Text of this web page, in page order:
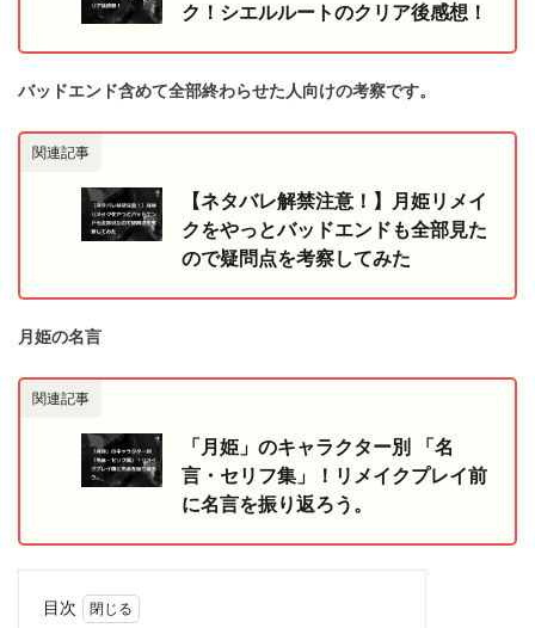
ク！シエルルートのクリア後感想！
バッドエンド含めて全部終わらせた人向けの考察です。
関連記事
【ネタバレ解禁注意！】月姫リメイ
クをやっとバッドエンドも全部見た
ので疑問点を考察してみた
月姫の名言
関連記事
「月姫」のキャラクター別 「名
言・セリフ集」！リメイクプレイ前
に名言を振り返ろう。
目次